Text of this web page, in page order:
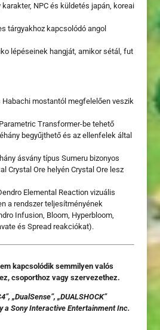
NPC és küldetés japán, koreai
tárgyakhoz kapcsolódó angol
lépéseinek hangját, amikor sétál, fut
Habachi mostantól megfelelően veszik
Transformer-be tehető
begyűjthető és az ellenfelek által
ásvány típus Sumeru bizonyos
Crystal Ore helyén Crystal Ore lesz
Elemental Reaction vizuális
a rendszer teljesítményének
Infusion, Bloom, Hyperbloom,
és Spread reakciókat).
kapcsolódik semmilyen valós
csoporthoz vagy szervezethez.
„DualSense”, „DUALSHOCK”
a Sony Interactive Entertainment Inc.